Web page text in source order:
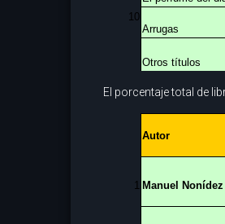
10
Arrugas
Otros títulos
El porcentaje total de
Autor
1 Manuel Nonídez